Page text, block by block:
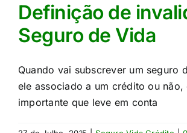
Definição de
Seguro de Vida
Quando vai subscrever um seguro
ele associado a um crédito ou não,
importante que leve em conta